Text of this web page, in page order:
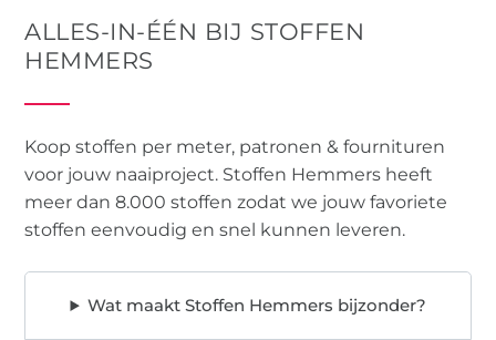
ALLES-IN-ÉÉN BIJ STOFFEN
HEMMERS
Koop stoffen per meter, patronen & fournituren
voor jouw naaiproject. Stoffen Hemmers heeft
meer dan 8.000 stoffen zodat we jouw favoriete
stoffen eenvoudig en snel kunnen leveren.
Wat maakt Stoffen Hemmers bijzonder?